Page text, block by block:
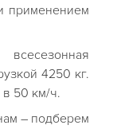
применением
4250 кг.
в 50 км/ч.
– подберем